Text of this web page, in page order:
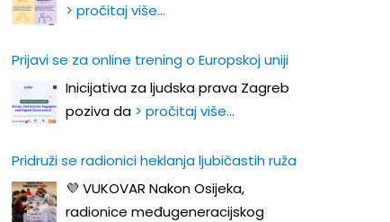
> pročitaj više…
Prijavi se za online trening o Europskoj uniji
Inicijativa za ljudska prava Zagreb
poziva da > pročitaj više…
Pridruži se radionici heklanja ljubičastih ruža
💜 VUKOVAR Nakon Osijeka,
radionice međugeneracijskog